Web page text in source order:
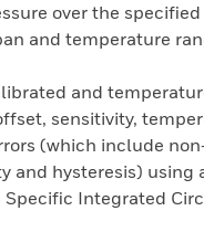
over the
and temperature
and
sensitivity,
(which include
and hysteresis) using
Integrated